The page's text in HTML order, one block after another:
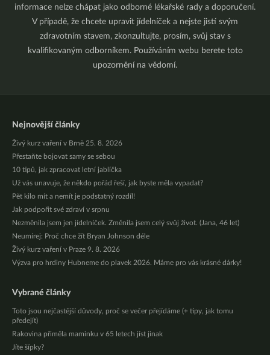
informace nelze chápat jako odborné lékařské rady a doporučení.
V případě, že chcete upravit jídelníček a nejste jistí svým
zdravotním stavem, zkonzultujte, prosím, svůj stav s
kvalifikovaným odborníkem. Používáním webu berete toto
upozornění na vědomí.
Nejnovější články
Živý kurz vaření v Brně 25. 8. 2026
Přestaňte bojovat samy se sebou
10 tipů, jak zpracovat letní jablíčka
Už vás unavuje, že někdo pořád řeší, jak byste měla vypadat?
Pět kilo mít a nemít je podstatný rozdíl!
Jak podpořit své zdraví v srpnu
Nezměnila jsem jen jídelníček. Změnila jsem celý svůj život. (Jana, 46 let)
Neumírej: Proč chce žít Bryan Johnson déle
Živý kurz vaření v Praze 9. 8. 2026
Výzva pro hrdiny Hubneme do plavek 2026. Máme pro vás krásné dárky!
Vybrané články
Toto jsou nejčastější důvody, proč se večer přejídáme (+ tipy, jak tomu
předejít)
Rakovina přiměla maminku v 65 letech jíst jinak
Jíte šípky?